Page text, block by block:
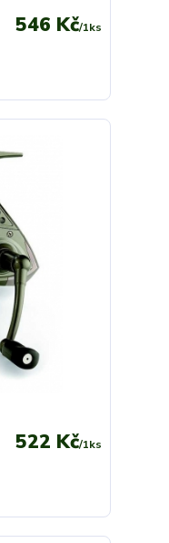
546 Kč/1ks
522 Kč/1ks